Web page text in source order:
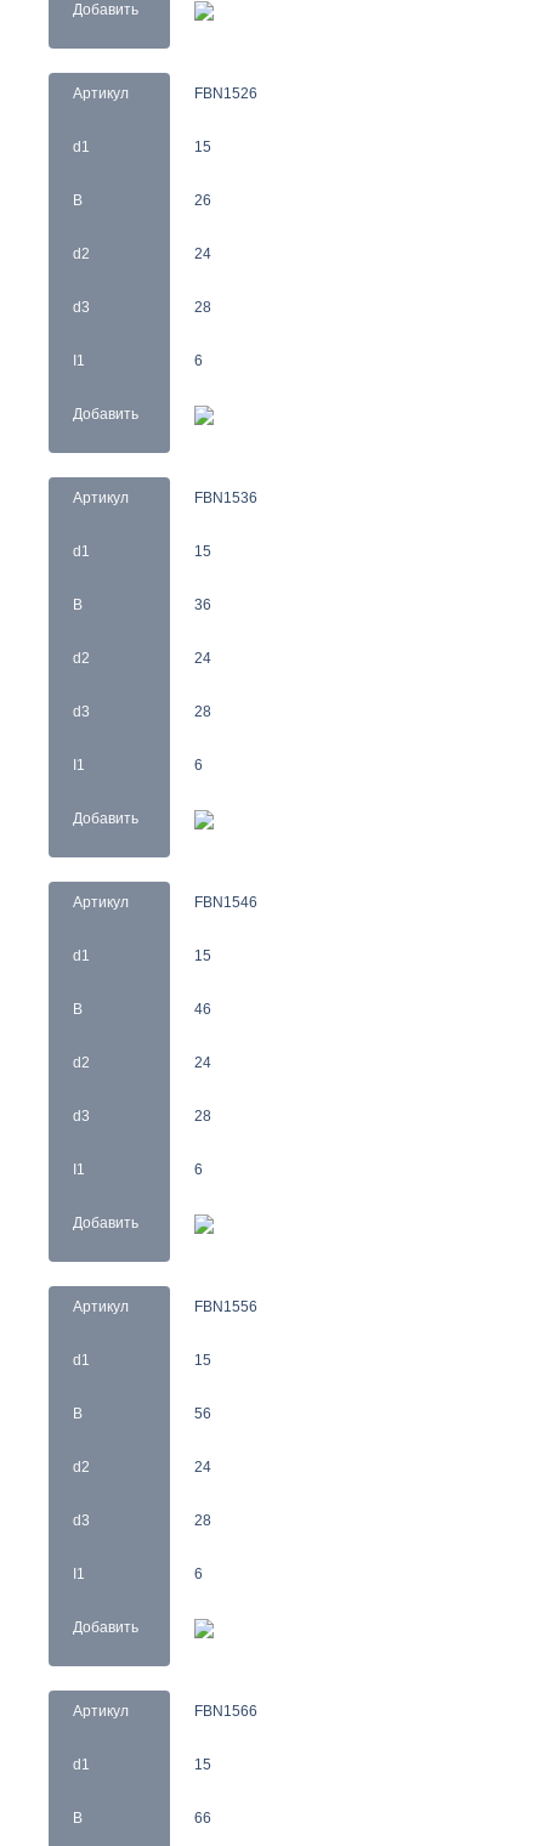
Добавить
Артикул
d1
B
d2
d3
I1
Добавить
FBN1526
15
26
24
28
6
Артикул
d1
B
d2
d3
I1
Добавить
FBN1536
15
36
24
28
6
Артикул
d1
B
d2
d3
I1
Добавить
FBN1546
15
46
24
28
6
Артикул
d1
B
d2
d3
I1
Добавить
FBN1556
15
56
24
28
6
Артикул
d1
B
FBN1566
15
66